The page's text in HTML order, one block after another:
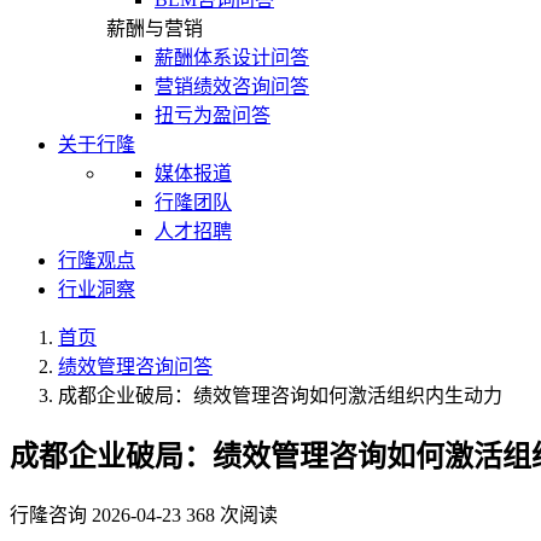
薪酬与营销
薪酬体系设计问答
营销绩效咨询问答
扭亏为盈问答
关于行隆
媒体报道
行隆团队
人才招聘
行隆观点
行业洞察
首页
绩效管理咨询问答
成都企业破局：绩效管理咨询如何激活组织内生动力
成都企业破局：绩效管理咨询如何激活组
行隆咨询 2026-04-23 368 次阅读